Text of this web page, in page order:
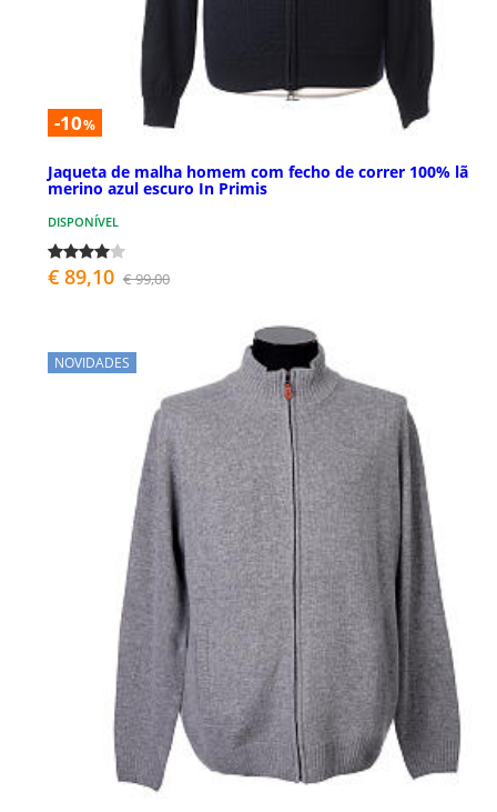
-10%
Jaqueta de malha homem com fecho de correr 100% lã
merino azul escuro In Primis
DISPONÍVEL
€ 89,10 € 99,00
NOVIDADES